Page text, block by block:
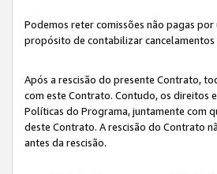
Podemos reter comissões não pagas
propósito de contabilizar cancelamentos
Após a rescisão do presente Contrato,
com este Contrato. Contudo, os direitos
Políticas do Programa, juntamente com
deste Contrato. A rescisão do Contrato
antes da rescisão.